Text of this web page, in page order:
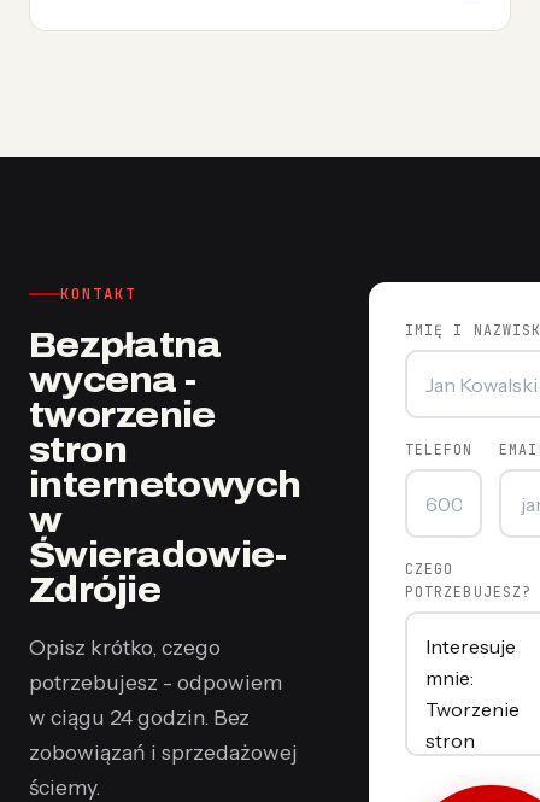
KONTAKT
Bezpłatna
wycena -
tworzenie
stron
internetowych
w
Świeradowie-
Zdrójie
Opisz krótko, czego
potrzebujesz - odpowiem
w ciągu 24 godzin. Bez
zobowiązań i sprzedażowej
ściemy.
IMIĘ I
TELEFON
CZEGO
POTRZEBUJESZ?